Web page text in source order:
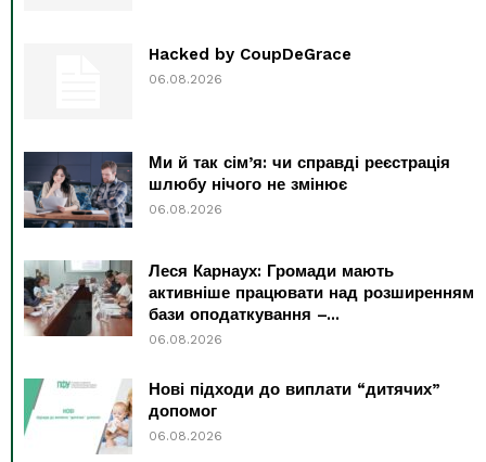
Hacked by CoupDeGrace
06.08.2026
Ми й так сім’я: чи справді реєстрація
шлюбу нічого не змінює
06.08.2026
Леся Карнаух: Громади мають
активніше працювати над розширенням
бази оподаткування –...
06.08.2026
Нові підходи до виплати “дитячих”
допомог
06.08.2026